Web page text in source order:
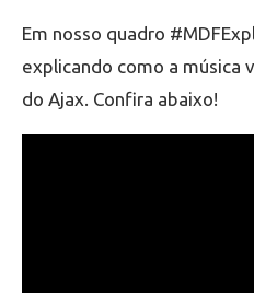
Em nosso quadro
explicando como a música
do Ajax. Confira abaixo!